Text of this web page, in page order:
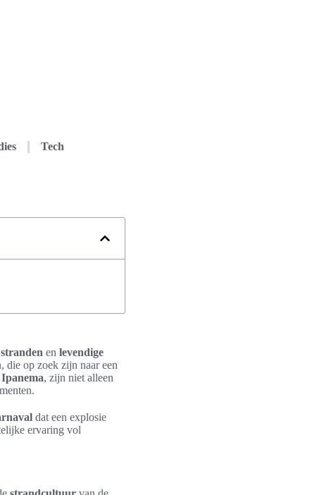
Tech
en levendige
die op zoek zijn naar een
Ipanema, zijn niet alleen
dat een explosie
ervaring vol